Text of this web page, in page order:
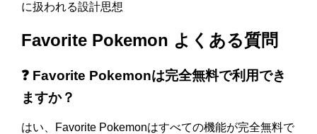
に扱われる設計思想
Favorite Pokemon よくある質問
❓ Favorite Pokemonは完全無料で利用でき
ますか？
はい、Favorite Pokemonはすべての機能が完全無料で